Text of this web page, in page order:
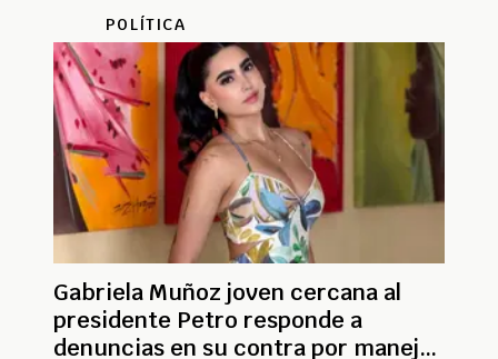
POLÍTICA
Gabriela Muñoz joven cercana al
presidente Petro responde a
denuncias en su contra por manejos